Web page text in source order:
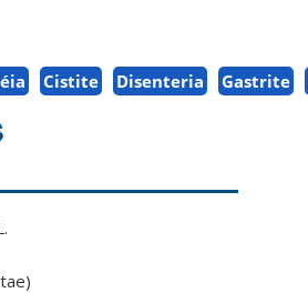
Cistite Disenteria Gastrite